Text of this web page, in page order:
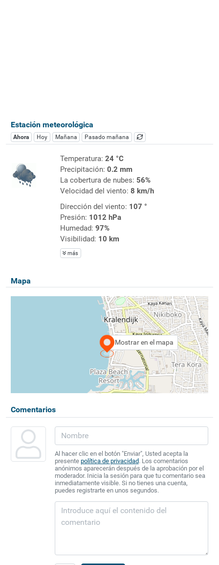
Estación meteorológica
Ahora Hoy Mañana Pasado mañana
Temperatura: 24 °C
Precipitación: 0.2 mm
La cobertura de nubes: 56%
Velocidad del viento: 8 km/h
Dirección del viento: 107 °
Presión: 1012 hPa
Humedad: 97%
Visibilidad: 10 km
más
Mapa
Mostrar en el mapa
Comentarios
Al hacer clic en el botón "Enviar", Usted acepta la
presente política de privacidad. Los comentarios
anónimos aparecerán después de la aprobación por el
moderador. Inicia la sesión para que tu comentario sea
inmediatamente visible. Si no tienes una cuenta,
puedes registrarte en unos segundos.